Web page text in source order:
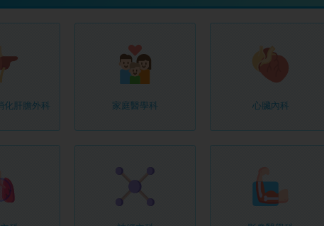
化肝膽外科 家庭醫學科 心臟內科